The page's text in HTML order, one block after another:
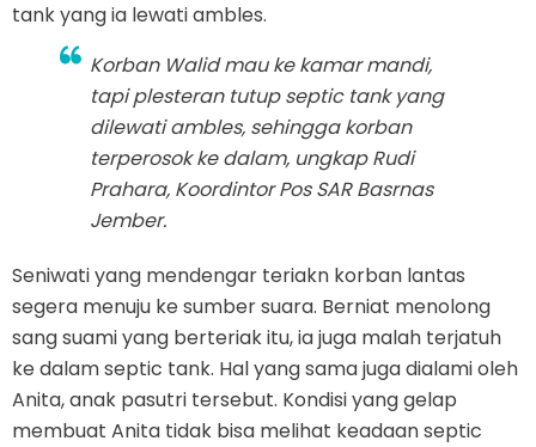
tank yang ia lewati ambles.
Korban Walid mau ke kamar mandi,
tapi plesteran tutup septic tank yang
dilewati ambles, sehingga korban
terperosok ke dalam, ungkap Rudi
Prahara, Koordintor Pos SAR Basrnas
Jember.
Seniwati yang mendengar teriakn korban lantas
segera menuju ke sumber suara. Berniat menolong
sang suami yang berteriak itu, ia juga malah terjatuh
ke dalam septic tank. Hal yang sama juga dialami oleh
Anita, anak pasutri tersebut. Kondisi yang gelap
membuat Anita tidak bisa melihat keadaan septic